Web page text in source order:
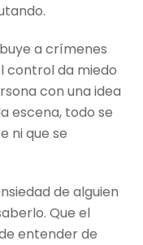
a crímenes
control da miedo
con una idea
escena, todo se
ni que se
de alguien
Que el
entender de